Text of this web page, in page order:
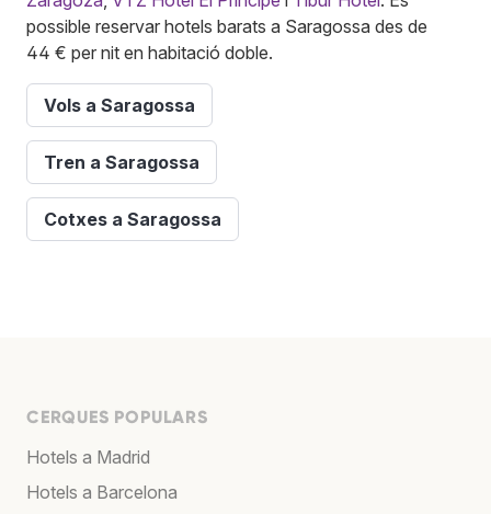
possible reservar hotels barats a Saragossa des de
44 € per nit en habitació doble.
Vols a Saragossa
Tren a Saragossa
Cotxes a Saragossa
CERQUES POPULARS
Hotels a Madrid
Hotels a Barcelona